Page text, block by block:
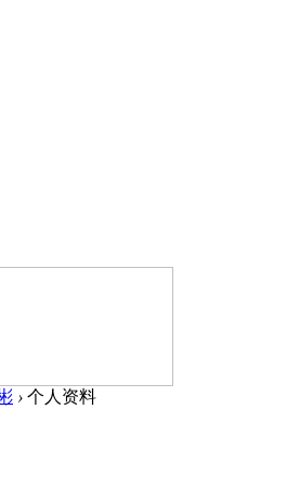
› 个人资料